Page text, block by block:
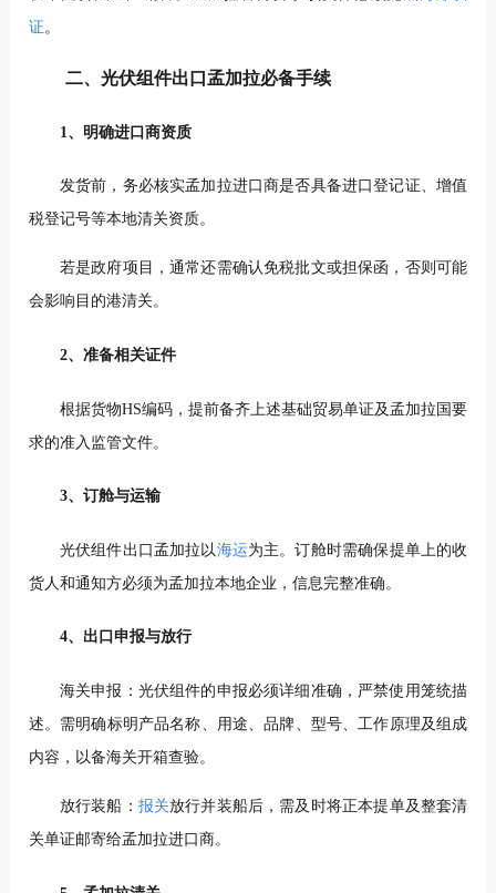
证 。
二、光伏组件出口孟加拉必备手续
1、明确进口商资质
发货前，务必核实孟加拉进口商是否具备进口登记证、增值
税登记号等本地清关资质。
若是政府项目，通常还需确认免税批文或担保函，否则可能
会影响目的港清关。
2、准备相关证件
根据货物HS编码，提前备齐上述基础贸易单证及孟加拉国要
求的准入监管文件。
3、订舱与运输
光伏组件出口孟加拉以 海运为主。订舱时需确保提单上的收
货人和通知方必须为孟加拉本地企业，信息完整准确。
4、出口申报与放行
海关申报：光伏组件的申报必须详细准确，严禁使用笼统描
述。需明确标明产品名称、用途、品牌、型号、工作原理及组成
内容，以备海关开箱查验。
放行装船： 报关放行并装船后，需及时将正本提单及整套清
关单证邮寄给孟加拉进口商。